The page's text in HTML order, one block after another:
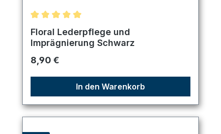
Durchschnittliche Bewertung von 5 von 5 Sternen
Floral Lederpflege und
Imprägnierung Schwarz
Regulärer Preis:
8,90 €
In den Warenkorb